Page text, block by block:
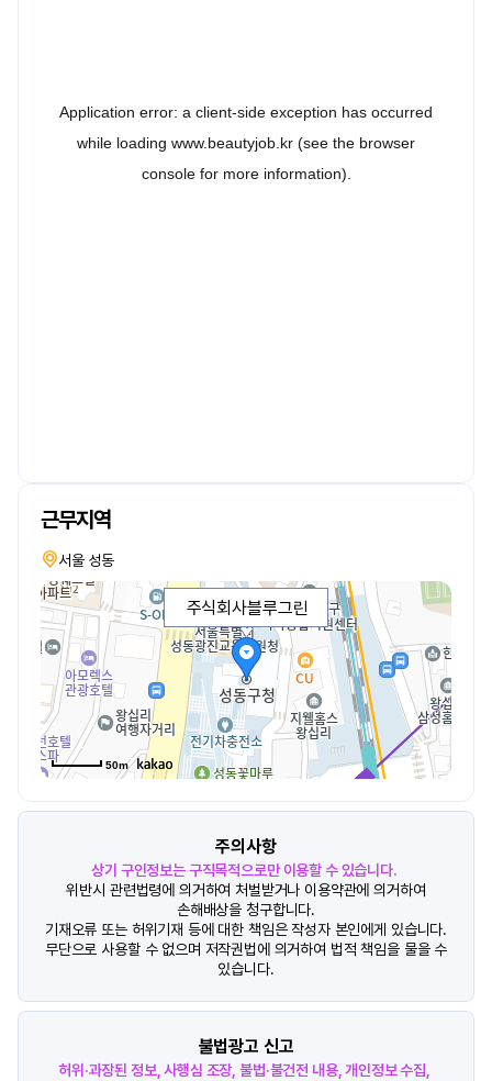
근무지역
서울 성동
주식회사블루그린
50m
주의사항
상기 구인정보는 구직목적으로만 이용할 수 있습니다.
위반시 관련법령에 의거하여 처벌받거나 이용약관에 의거하여
손해배상을 청구합니다.
기재오류 또는 허위기재 등에 대한 책임은 작성자 본인에게 있습니다.
무단으로 사용할 수 없으며 저작권법에 의거하여 법적 책임을 물을 수
있습니다.
불법광고 신고
허위·과장된 정보, 사행심 조장, 불법·불건전 내용, 개인정보 수집,